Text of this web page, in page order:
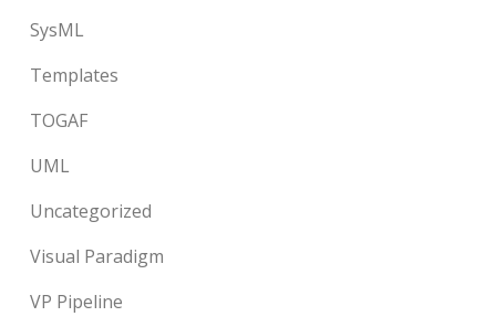
SysML
Templates
TOGAF
UML
Uncategorized
Visual Paradigm
VP Pipeline